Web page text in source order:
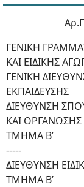
ΓΕΝΙΚΗ
ΚΑΙ ΕΙΔΙΚΗΣ
ΓΕΝΙΚΗ
ΕΚΠΑΙΔΕΥΣΗΣ
ΔΙΕΥΘΥΝΣΗ
ΚΑΙ
ΤΜΗΜΑ Β’
-----
ΔΙΕΥΘΥΝΣΗ
ΤΜΗΜΑ Β’